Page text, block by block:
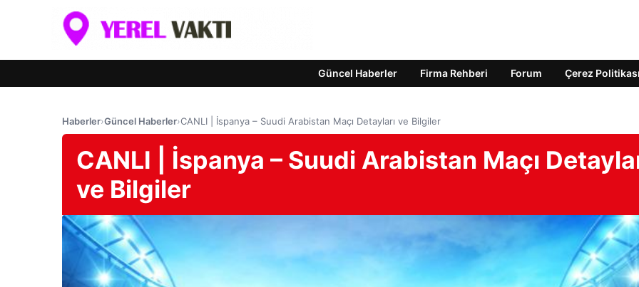
Güncel Haberler Firma Rehberi Forum Çerez Politikası
Haberler›Güncel Haberler›CANLI | İspanya – Suudi Arabistan Maçı Detayları ve Bilgiler
CANLI | İspanya – Suudi Arabistan Maçı
ve Bilgiler